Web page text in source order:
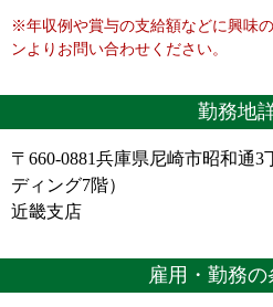
※年収例や賞与の支給額などに興味
ンよりお問い合わせください。
勤務地
〒660-0881兵庫県尼崎市昭和通
ディング7階）
近畿支店
雇用・勤務